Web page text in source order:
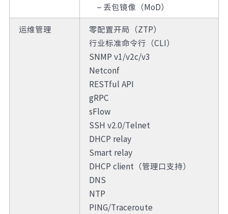
– 丢包镜像（MoD）
运维管理
零配置开局（ZTP）
行业标准命令行（CLI）
SNMP v1/v2c/v3
Netconf
RESTful API
gRPC
sFlow
SSH v2.0/Telnet
DHCP relay
Smart relay
DHCP client（管理口支持）
DNS
NTP
PING/Traceroute